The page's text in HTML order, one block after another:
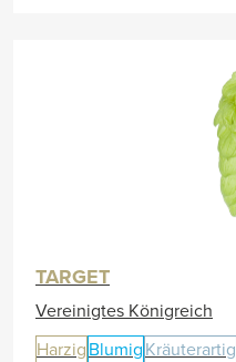
TARGET
Vereinigtes Königreich
Harzig Blumig Kräuterartig